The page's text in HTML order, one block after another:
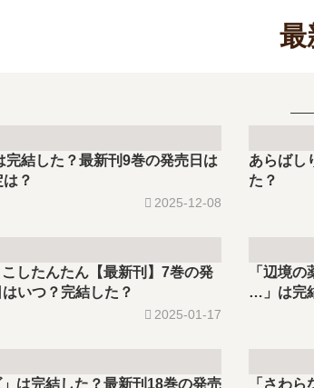
最
完結した？最新刊9巻の発売日は
？
2025-12-08
あらばし
た？
したんたん【最新刊】7巻の発
いつ？完結した？
2025-01-17
「辺境
…」は完
」は完結した？最新刊18巻の発売
「さわ